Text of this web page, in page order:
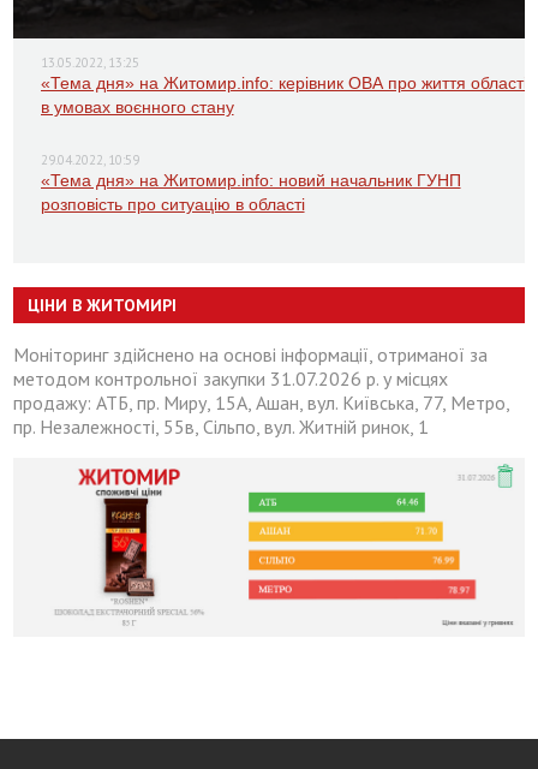
13.05.2022, 13:25
«Тема дня» на Житомир.info: керівник ОВА про життя області
в умовах воєнного стану
29.04.2022, 10:59
«Тема дня» на Житомир.info: новий начальник ГУНП
розповість про ситуацію в області
ЦІНИ В ЖИТОМИРІ
Моніторинг здійснено на основі інформації, отриманої за
методом контрольної закупки 31.07.2026 р. у місцях
продажу: АТБ, пр. Миру, 15А, Ашан, вул. Київська, 77, Метро,
пр. Незалежності, 55в, Сільпо, вул. Житній ринок, 1